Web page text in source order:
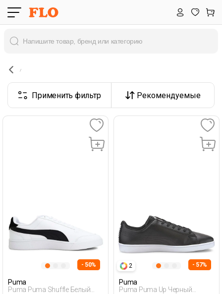
Применить фильтр Рекомендуемые
- 50%
Puma
Puma Puma Shuffle Белый
2 - 57%
Puma
Puma Puma Up Черный